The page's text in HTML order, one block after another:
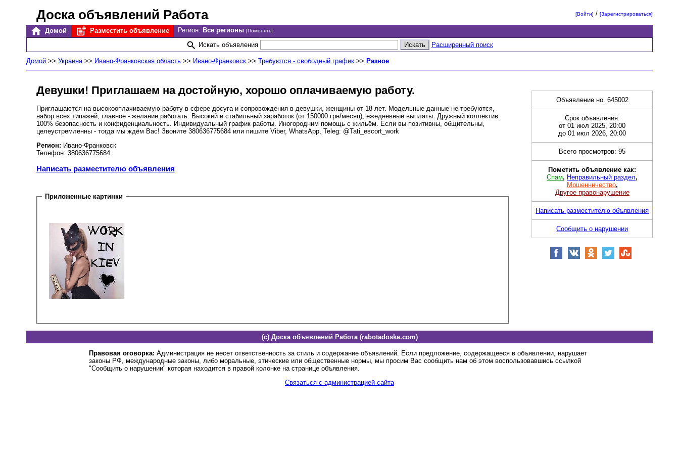
Доска объявлений Работа [Войти] /[Зарегистрироваться]
Домой Разместить объявление Регион: Все регионы [Поменять]
Искать объявления Расширенный поиск
Домой>> Украина>> Ивано-Франковская область>> Ивано-Франковск>> Требуются - свободный график>> Разное
Девушки! Приглашаем на достойную, хорошо оплачиваемую работу.
Приглашаются на высокооплачиваемую работу в сфере досуга и сопровождения в девушки, женщины от 18 лет. Модельные данные не требуются,
набор всех типажей, главное - желание работать. Высокий и стабильный заработок (от 150000 грн/месяц), ежедневные выплаты. Дружный коллектив.
100% безопасность и конфиденциальность. Индивидуальный график работы. Иногородним помощь с жильём. Если вы позитивны, общительны,
целеустремленны - тогда мы ждём Вас! Звоните 380636775684 или пишите Viber, WhatsApp, Teleg: @Tati_escort_work
Регион: Ивано-Франковск
Телефон: 380636775684
Написать разместителю объявления
Приложенные картинки
Объявление но. 645002
Срок объявления:
от 01 июл 2025, 20:00
до 01 июл 2026, 20:00
Всего просмотров: 95
Пометить объявление как:
Спам, Неправильный раздел,
Мошенничество,
Другое правонарушение
Написать разместителю объявления
Сообщить о нарушении
(c) Доска объявлений Работа (rabotadoska.com)
Правовая оговорка: Администрация не несет ответственность за стиль и содержание объявлений. Если предложение, содержащееся в объявлении, нарушает
законы РФ, международные законы, либо моральные, этические или общественные нормы, мы просим Вас сообщить нам об этом воспользовавшись ссылкой
"Сообщить о нарушении" которая находится в правой колонке на странице объявления.
Связаться с администрацией сайта